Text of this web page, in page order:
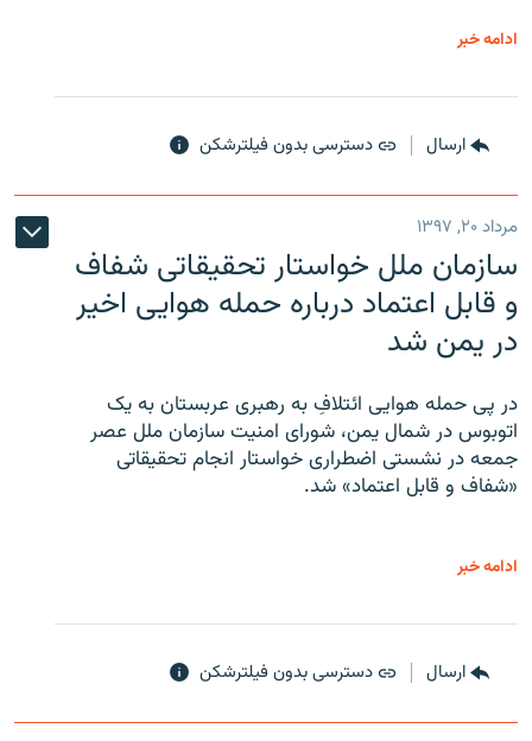
ادامه خبر
ارسال دسترسی بدون فیلترشکن
مرداد ۲۰, ۱۳۹۷
سازمان ملل خواستار تحقیقاتی شفاف
و قابل اعتماد درباره حمله هوایی اخیر
در یمن شد
در پی حمله هوایی ائتلافِ به رهبری عربستان به یک
اتوبوس در شمال یمن، شورای امنیت سازمان ملل عصر
جمعه در نشستی اضطراری خواستار انجام تحقیقاتی
«شفاف و قابل اعتماد» شد.
ادامه خبر
ارسال دسترسی بدون فیلترشکن